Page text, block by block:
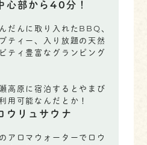
心部から40分！
だんに取り入れたBBQ、
ティー、入り放題の天然
ティ豊富なグランピング
高原に宿泊するとやまび
用可能なんだとか！
ウリュサウナ
アロマウォーターでロウ